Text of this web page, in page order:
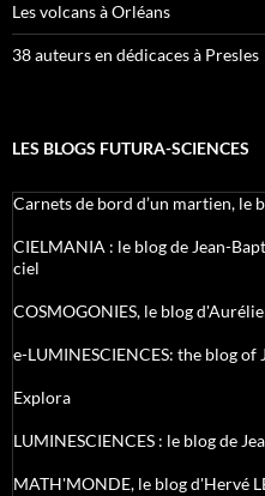
Les volcans à Orléans
38 auteurs en dédicaces à Presles
LES BLOGS FUTURA-SCIENCES
Carnets de bord d’un martien, le
CIELMANIA : le blog de Jean-
ciel
COSMOGONIES, le blog
e-LUMINESCIENCES: the blog
Explora
LUMINESCIENCES : le blog de
MATH'MONDE, le blog d'Hervé